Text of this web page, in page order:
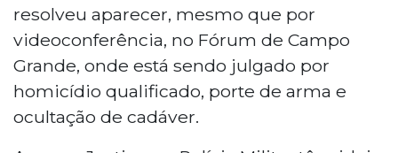
resolveu aparecer, mesmo que por
videoconferência, no Fórum de Campo
Grande, onde está sendo julgado por
homicídio qualificado, porte de arma e
ocultação de cadáver.